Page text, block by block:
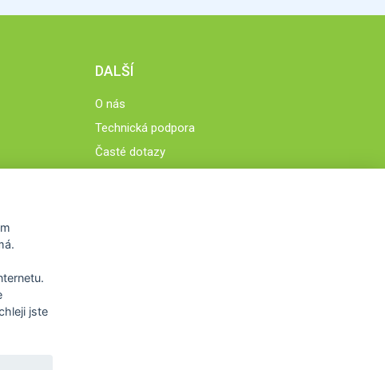
DALŠÍ
O nás
Technická podpora
Časté dotazy
.
jste